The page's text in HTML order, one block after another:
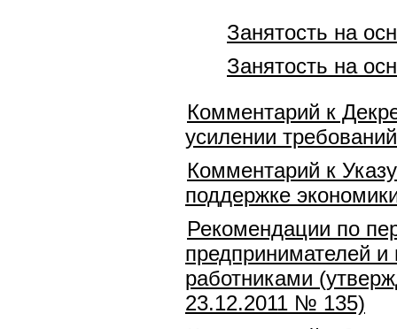
Занятость на
Занятость на
Комментарий к
усилении
Комментарий к
поддержке
Рекомендации по
предпринимателей и
работниками
23.12.2011 № 135)